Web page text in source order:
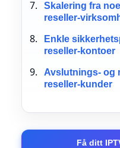
Skalering fra
reseller-
Enkle
reseller-kontoer
Avslutnings- og
reseller-kunder
Få ditt